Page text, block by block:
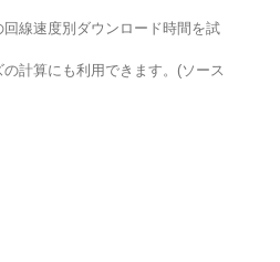
回線速度別ダウンロード時間を試
計算にも利用できます。(ソース